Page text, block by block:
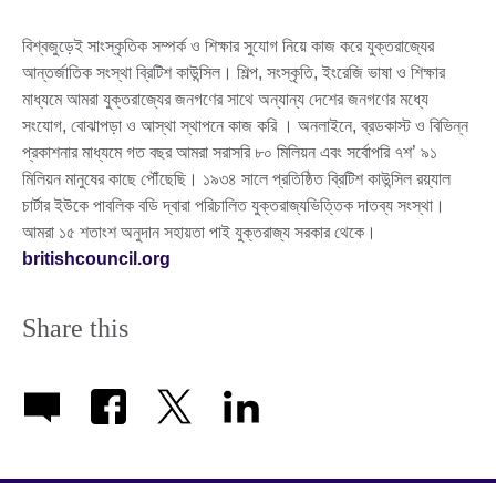
বিশ্বজুড়েই সাংস্কৃতিক সম্পর্ক ও শিক্ষার সুযোগ নিয়ে কাজ করে যুক্তরাজ্যের
আন্তর্জাতিক সংস্থা ব্রিটিশ কাউন্সিল। শিল্প, সংস্কৃতি, ইংরেজি ভাষা ও শিক্ষার
মাধ্যমে আমরা যুক্তরাজ্যের জনগণের সাথে অন্যান্য দেশের জনগণের মধ্যে
সংযোগ, বোঝাপড়া ও আস্থা স্থাপনে কাজ করি । অনলাইনে, ব্রডকাস্ট ও বিভিন্ন
প্রকাশনার মাধ্যমে গত বছর আমরা সরাসরি ৮০ মিলিয়ন এবং সর্বোপরি ৭শ’ ৯১
মিলিয়ন মানুষের কাছে পৌঁছেছি। ১৯৩৪ সালে প্রতিষ্ঠিত ব্রিটিশ কাউন্সিল রয়্যাল
চার্টার ইউকে পাবলিক বডি দ্বারা পরিচালিত যুক্তরাজ্যভিত্তিক দাতব্য সংস্থা।
আমরা ১৫ শতাংশ অনুদান সহায়তা পাই যুক্তরাজ্য সরকার থেকে।
britishcouncil.org
Share this